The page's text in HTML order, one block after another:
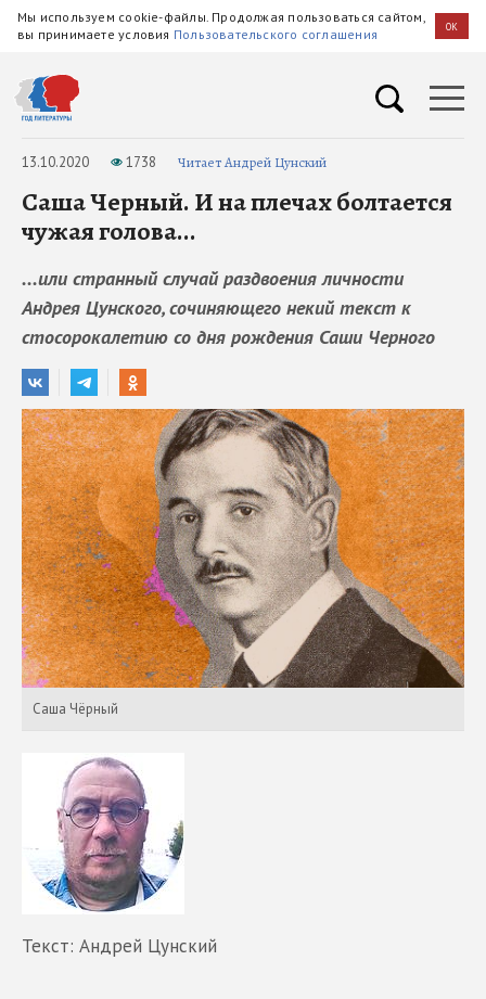
Мы используем cookie-файлы. Продолжая пользоваться сайтом,
вы принимаете условия Пользовательского соглашения OK
13.10.2020 1738 Читает Андрей Цунский
Саша Черный. И на плечах болтается
чужая голова...
...или странный случай раздвоения личности
Андрея Цунского, сочиняющего некий текст к
стосорокалетию со дня рождения Саши Черного
Саша Чёрный
Текст: Андрей Цунский